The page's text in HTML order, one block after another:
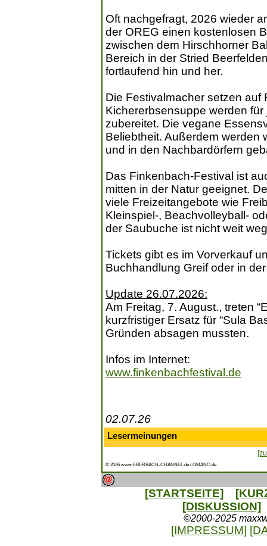
Oft nachgefragt, 2026 wieder
der OREG einen kostenlosen
zwischen dem Hirschhorner
Bereich in der Stried
fortlaufend hin und her.
Die Festivalmacher setzen auf
Kichererbsensuppe werden
zubereitet. Die vegane
Beliebtheit. Außerdem werden
und in den Nachbardörfern
Das Finkenbach-Festival ist
mitten in der Natur geeignet.
viele Freizeitangebote wie
Kleinspiel-, Beachvolleyball-
der Saubuche ist nicht weit
Tickets gibt es im Vorverkauf
Buchhandlung Greif oder in
Update 26.07.2026:
Am Freitag, 7. August., treten
kurzfristiger Ersatz für “Sula
Gründen absagen mussten.
Infos im Internet:
www.finkenbachfestival.de
02.07.26
Lesermeinungen
© 2026 www.EBERBACH-CHANNEL.de / OMANO.de
[STARTSEITE]
[DISKUSSION]
©2000-2025
[IMPRESSUM]